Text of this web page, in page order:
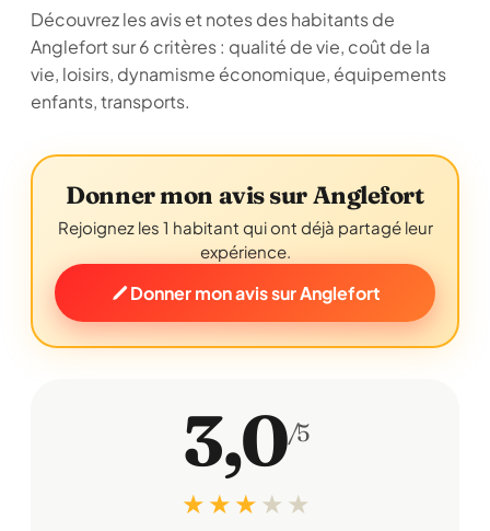
Découvrez les avis et notes des habitants de
Anglefort sur 6 critères : qualité de vie, coût de la
vie, loisirs, dynamisme économique, équipements
enfants, transports.
Donner mon avis sur Anglefort
Rejoignez les 1 habitant qui ont déjà partagé leur
expérience.
Donner mon avis sur Anglefort
3,0/5
★ ★ ★ ★ ★